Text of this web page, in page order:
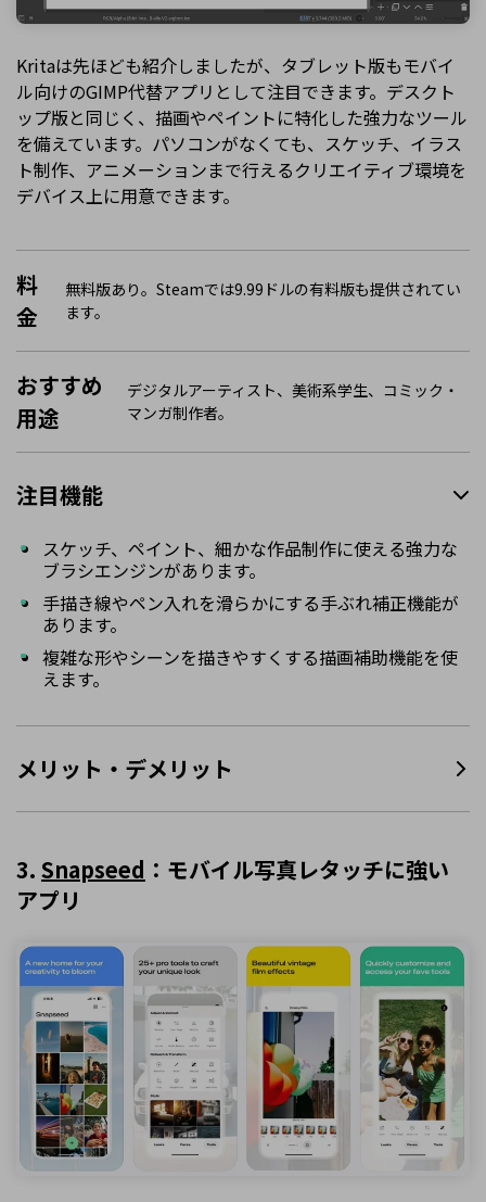
Kritaは先ほども紹介しましたが、タブレット版もモバイ
ル向けのGIMP代替アプリとして注目できます。デスクト
ップ版と同じく、描画やペイントに特化した強力なツール
を備えています。パソコンがなくても、スケッチ、イラス
ト制作、アニメーションまで行えるクリエイティブ環境を
デバイス上に用意できます。
料
金
無料版あり。Steamでは9.99ドルの有料版も提供されてい
ます。
おすすめ
用途
デジタルアーティスト、美術系学生、コミック・
マンガ制作者。
注目機能
スケッチ、ペイント、細かな作品制作に使える強力な
ブラシエンジンがあります。
手描き線やペン入れを滑らかにする手ぶれ補正機能が
あります。
複雑な形やシーンを描きやすくする描画補助機能を使
えます。
メリット・デメリット
3. Snapseed ：モバイル写真レタッチに強い
アプリ